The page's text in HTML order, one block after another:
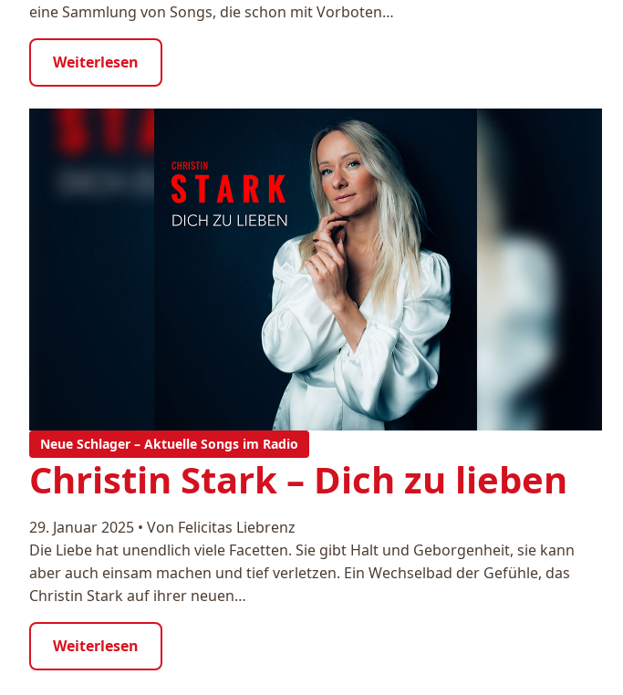
eine Sammlung von Songs, die schon mit Vorboten…
Weiterlesen
Neue Schlager – Aktuelle Songs im Radio
Christin Stark – Dich zu lieben
29. Januar 2025 • Von Felicitas Liebrenz
Die Liebe hat unendlich viele Facetten. Sie gibt Halt und Geborgenheit, sie kann
aber auch einsam machen und tief verletzen. Ein Wechselbad der Gefühle, das
Christin Stark auf ihrer neuen…
Weiterlesen